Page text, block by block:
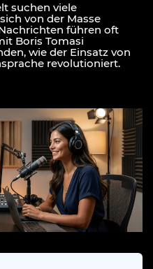
suchen viele
von der Masse
führen oft
Boris Tomasi
wie der Einsatz von
revolutioniert.